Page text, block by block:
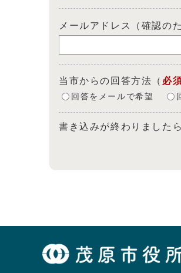
メールアドレス（確認の
当市からの回答方法 （ 必
回答をメールで希望
書き込みが終わりました